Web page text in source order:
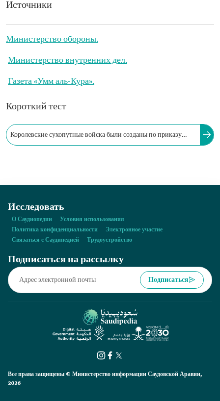
Источники
Министерство обороны.
Министерство внутренних дел.
Газета «Умм аль-Кура».
Короткий тест
Королевские сухопутные войска были созданы по приказу
Исследовать
О Саудиопедии
Условия использования
Политика конфиденциальности
Электронное участие
Связаться с Саудипедией
Трудоустройство
Подписаться на рассылку
Подписаться
Все права защищены © Министерство информации Саудовской Аравии,
2026